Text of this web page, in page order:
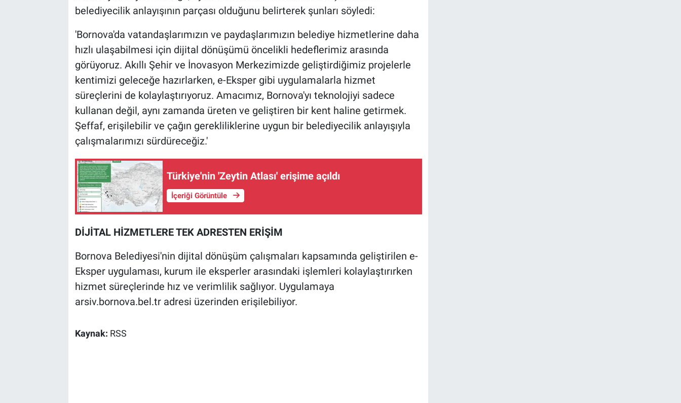
belediyecilik anlayışının parçası olduğunu belirterek şunları söyledi:
'Bornova'da vatandaşlarımızın ve paydaşlarımızın belediye hizmetlerine daha
hızlı ulaşabilmesi için dijital dönüşümü öncelikli hedeflerimiz arasında
görüyoruz. Akıllı Şehir ve İnovasyon Merkezimizde geliştirdiğimiz projelerle
kentimizi geleceğe hazırlarken, e-Eksper gibi uygulamalarla hizmet
süreçlerini de kolaylaştırıyoruz. Amacımız, Bornova'yı teknolojiyi sadece
kullanan değil, aynı zamanda üreten ve geliştiren bir kent haline getirmek.
Şeffaf, erişilebilir ve çağın gerekliliklerine uygun bir belediyecilik anlayışıyla
çalışmalarımızı sürdüreceğiz.'
Türkiye'nin 'Zeytin Atlası' erişime açıldı
İçeriği Görüntüle
DİJİTAL HİZMETLERE TEK ADRESTEN ERİŞİM
Bornova Belediyesi'nin dijital dönüşüm çalışmaları kapsamında geliştirilen e-
Eksper uygulaması, kurum ile eksperler arasındaki işlemleri kolaylaştırırken
hizmet süreçlerinde hız ve verimlilik sağlıyor. Uygulamaya
arsiv.bornova.bel.tr adresi üzerinden erişilebiliyor.
Kaynak: RSS